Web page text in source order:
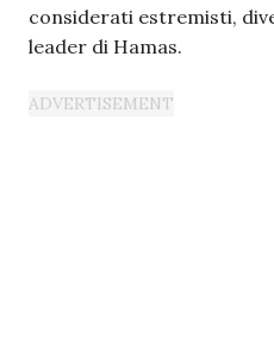
considerati estremisti,
leader di Hamas.